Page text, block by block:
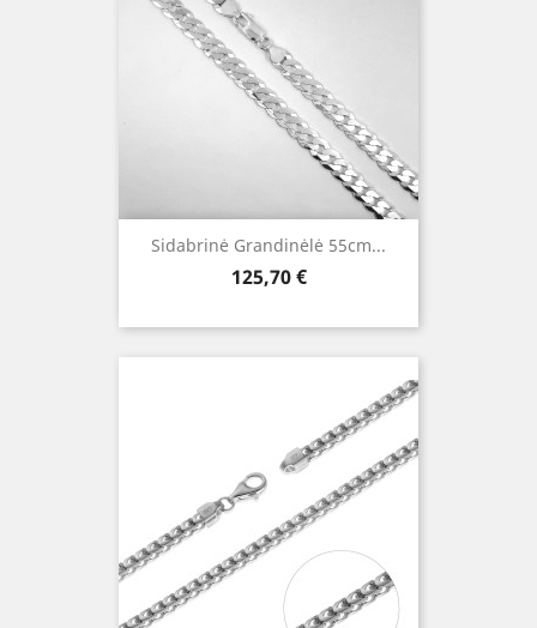
Sidabrinė Grandinėlė 55cm...
Kaina
125,70 €